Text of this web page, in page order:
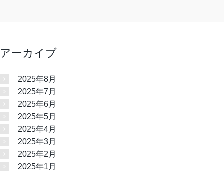
アーカイブ
2025年8月
2025年7月
2025年6月
2025年5月
2025年4月
2025年3月
2025年2月
2025年1月